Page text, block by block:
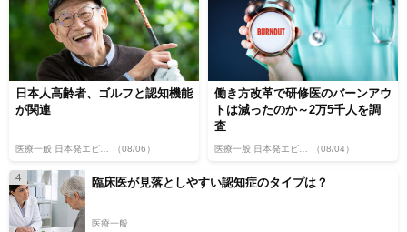
日本人高齢者、ゴルフと認知機能
が関連
（08/06）
働き方改革で研修医のバーンアウ
トは減ったのか～2万5千人を調
査
（08/04）
4 臨床医が見落としやすい認知症のタイプは？
医療一般